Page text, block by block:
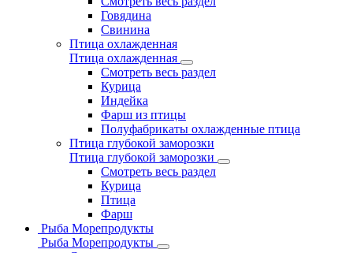
Говядина
Свинина
Птица охлажденная
Птица охлажденная
Смотреть весь раздел
Курица
Индейка
Фарш из птицы
Полуфабрикаты охлажденные птица
Птица глубокой заморозки
Птица глубокой заморозки
Смотреть весь раздел
Курица
Птица
Фарш
Рыба Морепродукты
Рыба Морепродукты